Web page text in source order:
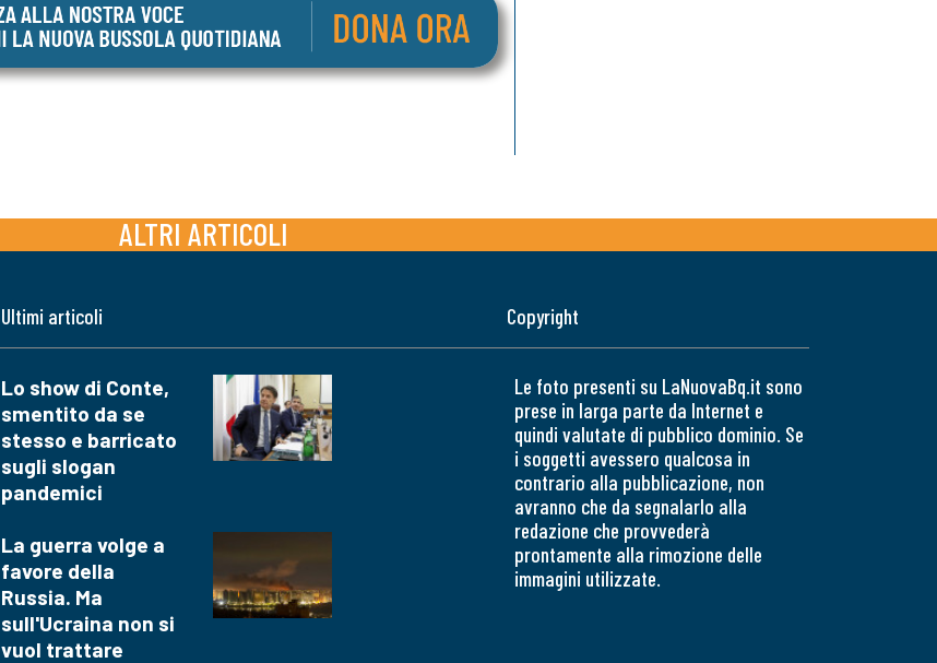
ALTRI ARTICOLI
Ultimi articoli
Lo show di Conte,
smentito da se
stesso e barricato
sugli slogan
pandemici
La guerra volge a
favore della
Russia. Ma
sull'Ucraina non si
vuol trattare
Copyright
Le foto presenti su LaNuovaBq.it sono
prese in larga parte da Internet e
quindi valutate di pubblico dominio. Se
i soggetti avessero qualcosa in
contrario alla pubblicazione, non
avranno che da segnalarlo alla
redazione che provvederà
prontamente alla rimozione delle
immagini utilizzate.